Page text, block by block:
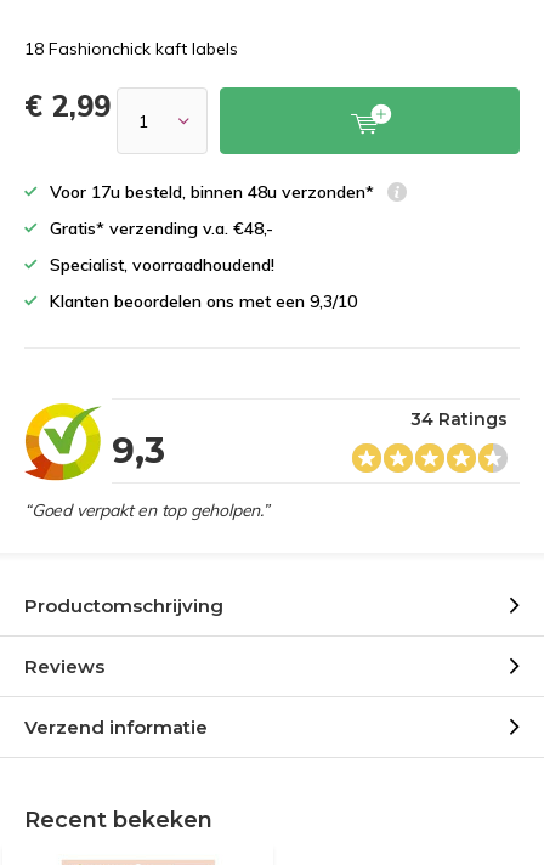
18 Fashionchick kaft labels
€ 2,99
Voor 17u besteld, binnen 48u verzonden*
Gratis* verzending v.a. €48,-
Specialist, voorraadhoudend!
Klanten beoordelen ons met een 9,3/10
9,3
34 Ratings
“Goed verpakt en top geholpen.”
Productomschrijving
Reviews
Verzend informatie
Recent bekeken